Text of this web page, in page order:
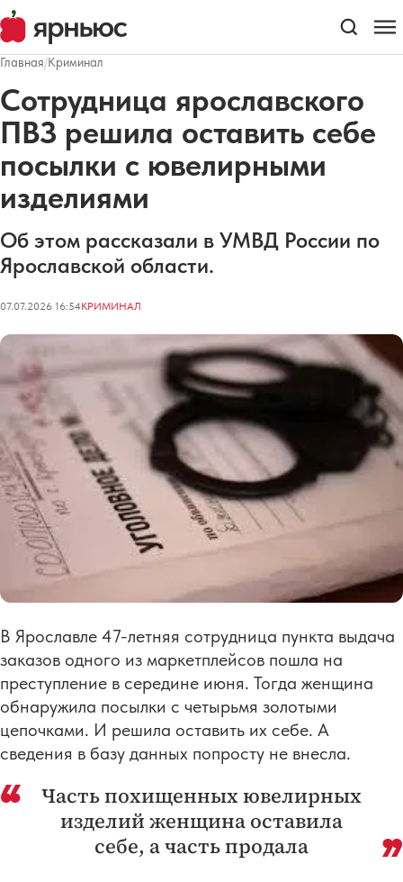
Главная/Криминал
Сотрудница ярославского
ПВЗ решила оставить себе
посылки с ювелирными
изделиями
Об этом рассказали в УМВД России по
Ярославской области.
07.07.2026 16:54КРИМИНАЛ
В Ярославле 47-летняя сотрудница пункта выдача
заказов одного из маркетплейсов пошла на
преступление в середине июня. Тогда женщина
обнаружила посылки с четырьмя золотыми
цепочками. И решила оставить их себе. А
сведения в базу данных попросту не внесла.
Часть похищенных ювелирных
изделий женщина оставила
себе, а часть продала